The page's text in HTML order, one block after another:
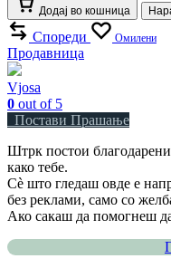
Додај во кошница
Спореди Омилени
Продавница
Vjosa
0 out of 5
Постави Прашање
Штрк постои
како тебе.
Сè што гледаш овде е
без реклами, само со
Ако сакаш да помогнеш